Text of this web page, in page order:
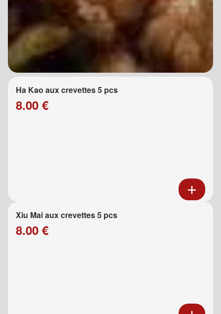
Ha Kao aux crevettes 5 pcs
8.00 €
Xiu Mai aux crevettes 5 pcs
8.00 €